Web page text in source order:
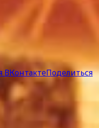
ВКонтактеПоделиться